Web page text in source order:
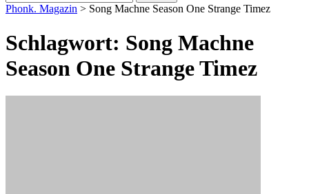
nach:
Phonk. Magazin > Song Machne Season One Strange Timez
Schlagwort: Song Machne
Season One Strange Timez